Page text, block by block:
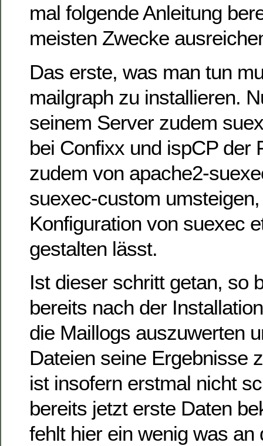
mal folgende Anleitung
meisten Zwecke
Das erste, was man tun
mailgraph zu installieren.
seinem Server zudem
bei Confixx und ispCP der
zudem von apache2-
suexec-custom
Konfiguration von suexec
gestalten lässt.
Ist dieser schritt getan, so
bereits nach der
die Maillogs auszuwerten
Dateien seine Ergebnisse
ist insofern erstmal nicht
bereits jetzt erste Daten
fehlt hier ein wenig was an